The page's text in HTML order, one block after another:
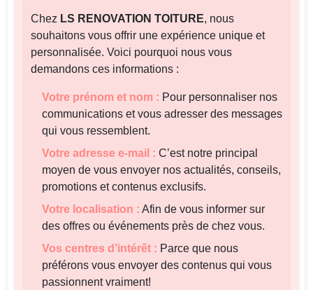
Chez LS RENOVATION TOITURE, nous
souhaitons vous offrir une expérience unique et
personnalisée. Voici pourquoi nous vous
demandons ces informations :
Votre prénom et nom : Pour personnaliser nos
communications et vous adresser des messages
qui vous ressemblent.
Votre adresse e-mail : C’est notre principal
moyen de vous envoyer nos actualités, conseils,
promotions et contenus exclusifs.
Votre localisation : Afin de vous informer sur
des offres ou événements près de chez vous.
Vos centres d’intérêt : Parce que nous
préférons vous envoyer des contenus qui vous
passionnent vraiment!